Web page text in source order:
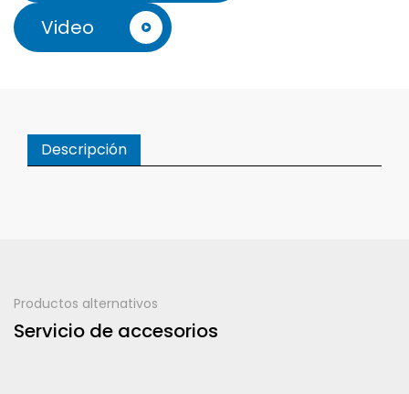
Video
Descripción
Productos alternativos
Servicio de accesorios